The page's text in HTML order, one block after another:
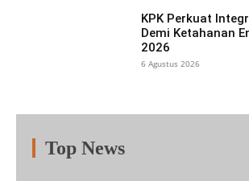
KPK Perkuat
Demi Ketahanan
2026
6 Agustus 2026
Top News